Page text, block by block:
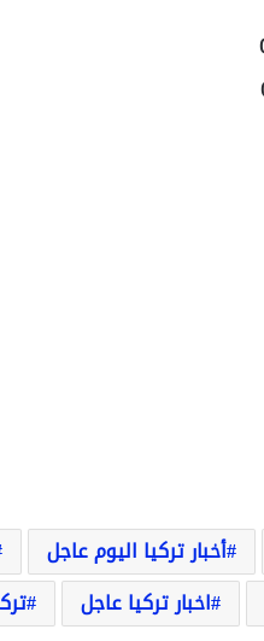
أخبار تركيا اليوم عاجل
اخبار تركيا عاجل